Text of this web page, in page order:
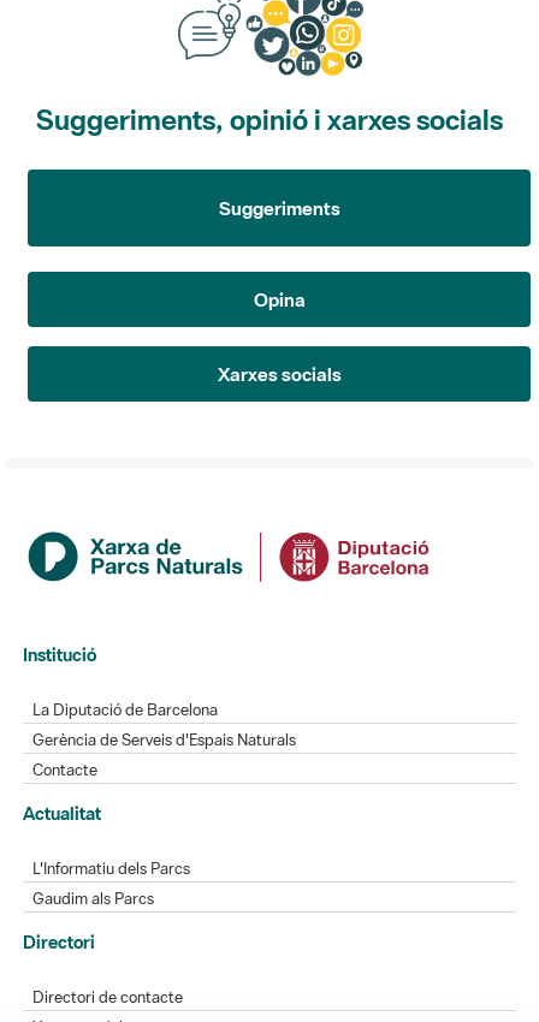
Suggeriments, opinió i xarxes socials
Suggeriments
Opina
Xarxes socials
Institució
La Diputació de Barcelona
Gerència de Serveis d'Espais Naturals
Contacte
Actualitat
L'Informatiu dels Parcs
Gaudim als Parcs
Directori
Directori de contacte